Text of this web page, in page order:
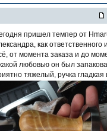
пришел темпер от
как
от момента заказа и до
любовью он был
тяжелый, ручка гладкая